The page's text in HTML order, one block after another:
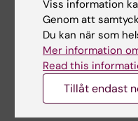
Viss information
Genom att
Du kan när som
Mer information
Read this
Tillåt endast